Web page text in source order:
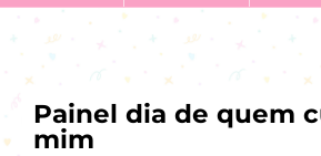
Painel dia de quem
mim